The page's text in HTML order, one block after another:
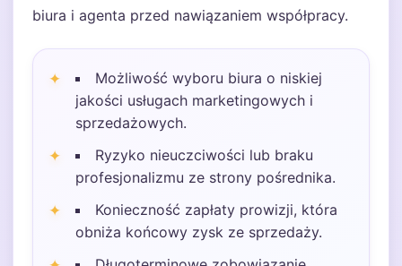
biura i agenta przed nawiązaniem współpracy.
Możliwość wyboru biura o niskiej
jakości usługach marketingowych i
sprzedażowych.
Ryzyko nieuczciwości lub braku
profesjonalizmu ze strony pośrednika.
Konieczność zapłaty prowizji, która
obniża końcowy zysk ze sprzedaży.